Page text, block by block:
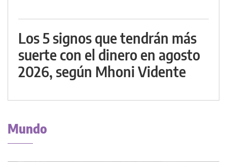
Los 5 signos que tendrán más
suerte con el dinero en agosto
2026, según Mhoni Vidente
Mundo